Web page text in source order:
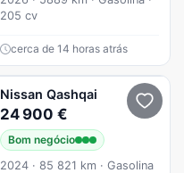
205 cv
cerca de 14 horas atrás
Nissan Qashqai
24 900 €
Bom negócio
2024 · 85 821 km · Gasolina